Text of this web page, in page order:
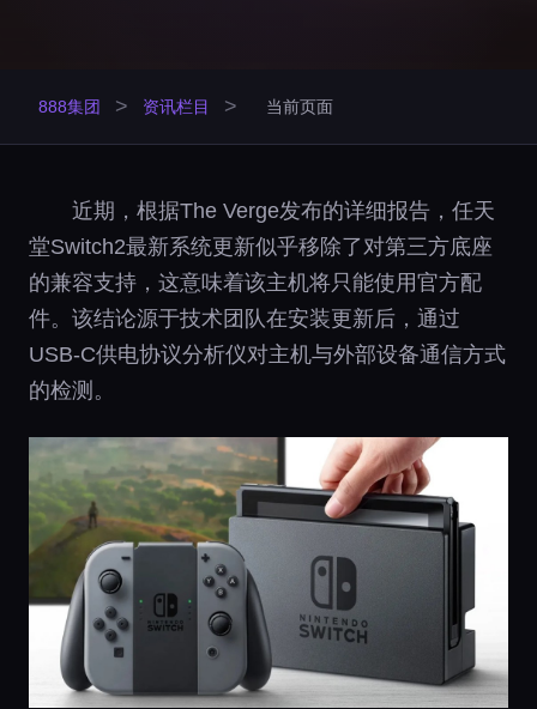
888集团 > 资讯栏目 > 当前页面
近期，根据The Verge发布的详细报告，任天
堂Switch2最新系统更新似乎移除了对第三方底座
的兼容支持，这意味着该主机将只能使用官方配
件。该结论源于技术团队在安装更新后，通过
USB-C供电协议分析仪对主机与外部设备通信方式
的检测。